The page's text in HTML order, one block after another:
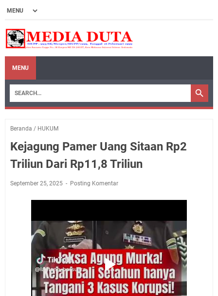
MENU
Beranda / HUKUM
Kejagung Pamer Uang Sitaan Rp2
Triliun Dari Rp11,8 Triliun
September 25, 2025 Posting Komentar